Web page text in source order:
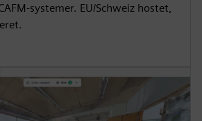
systemer. EU/Schweiz hostet,